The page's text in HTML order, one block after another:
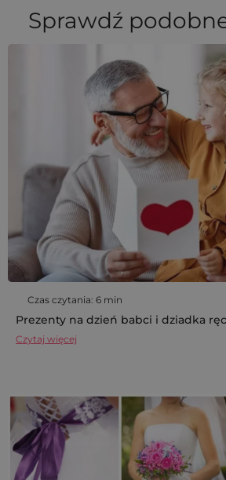
Sprawdź
Czas czytania: 6 min
Prezenty na dzień babci i dziadka
Czytaj więcej